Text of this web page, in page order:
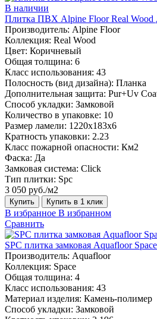
В наличии
Плитка ПВХ Alpine Floor Real Wood
Производитель: Alpine Floor
Коллекция: Real Wood
Цвет: Коричневый
Общая толщина: 6
Класс использования: 43
Полосность (вид дизайна): Планка
Дополнительная защита: Pur+Uv
Способ укладки: Замковой
Количество в упаковке: 10
Размер ламели: 1220х183х6
Кратность упаковки: 2.23
Класс пожарной опасности: Км2
Фаска: Да
Замковая система: Click
Тип плитки: Spc
3 050 руб./м2
Купить Купить в 1 клик
В избранное В избранном
Сравнить
SPC плитка замковая Aquafloor
Производитель: Aquafloor
Коллекция: Space
Общая толщина: 4
Класс использования: 43
Материал изделия: Камень-полимер
Способ укладки: Замковой